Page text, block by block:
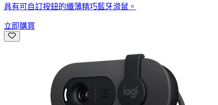
具有可自訂按鈕的纖薄精巧藍牙滑鼠。
立即購買